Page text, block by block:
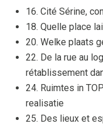
16. Cité Sérine,
18. Quelle place
20. Welke plaats
22. De la rue au
rétablissement
24. Ruimtes in
realisatie
25. Des lieux et